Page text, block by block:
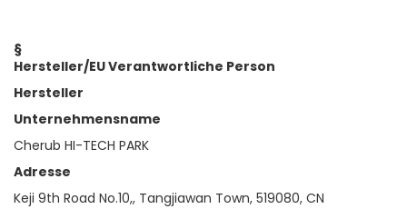
§
Hersteller/EU Verantwortliche Person
Hersteller
Unternehmensname
Cherub HI-TECH PARK
Adresse
Keji 9th Road No.10,, Tangjiawan Town, 519080, CN